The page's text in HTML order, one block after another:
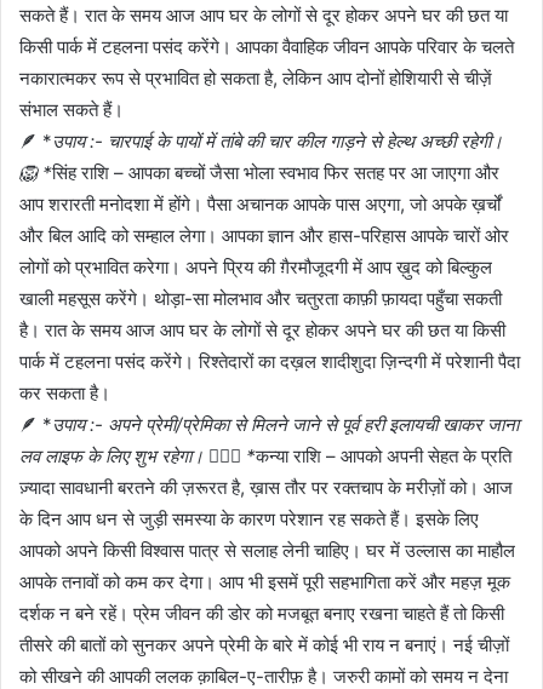
सकते हैं। रात के समय आज आप घर के लोगों से दूर होकर अपने घर की छत या
किसी पार्क में टहलना पसंद करेंगे। आपका वैवाहिक जीवन आपके परिवार के चलते
नकारात्मकर रूप से प्रभावित हो सकता है, लेकिन आप दोनों होशियारी से चीज़ें
संभाल सकते हैं।
🪶 *उपाय :- चारपाई के पायों में तांबे की चार कील गाड़ने से हेल्थ अच्छी रहेगी।
🦁 *सिंह राशि – आपका बच्चों जैसा भोला स्वभाव फिर सतह पर आ जाएगा और
आप शरारती मनोदशा में होंगे। पैसा अचानक आपके पास अएगा, जो अपके ख़र्चों
और बिल आदि को सम्हाल लेगा। आपका ज्ञान और हास-परिहास आपके चारों ओर
लोगों को प्रभावित करेगा। अपने प्रिय की ग़ैरमौजूदगी में आप ख़ुद को बिल्कुल
खाली महसूस करेंगे। थोड़ा-सा मोलभाव और चतुरता काफ़ी फ़ायदा पहुँचा सकती
है। रात के समय आज आप घर के लोगों से दूर होकर अपने घर की छत या किसी
पार्क में टहलना पसंद करेंगे। रिश्तेदारों का दख़ल शादीशुदा ज़िन्दगी में परेशानी पैदा
कर सकता है।
🪶 *उपाय :- अपने प्रेमी/प्रेमिका से मिलने जाने से पूर्व हरी इलायची खाकर जाना
लव लाइफ के लिए शुभ रहेगा। 👰🏻‍♀️ *कन्या राशि – आपको अपनी सेहत के प्रति
ज़्यादा सावधानी बरतने की ज़रूरत है, ख़ास तौर पर रक्तचाप के मरीज़ों को। आज
के दिन आप धन से जुड़ी समस्या के कारण परेशान रह सकते हैं। इसके लिए
आपको अपने किसी विश्वास पात्र से सलाह लेनी चाहिए। घर में उल्लास का माहौल
आपके तनावों को कम कर देगा। आप भी इसमें पूरी सहभागिता करें और महज़ मूक
दर्शक न बने रहें। प्रेम जीवन की डोर को मजबूत बनाए रखना चाहते हैं तो किसी
तीसरे की बातों को सुनकर अपने प्रेमी के बारे में कोई भी राय न बनाएं। नई चीज़ों
को सीखने की आपकी ललक क़ाबिल-ए-तारीफ़ है। जरुरी कामों को समय न देना